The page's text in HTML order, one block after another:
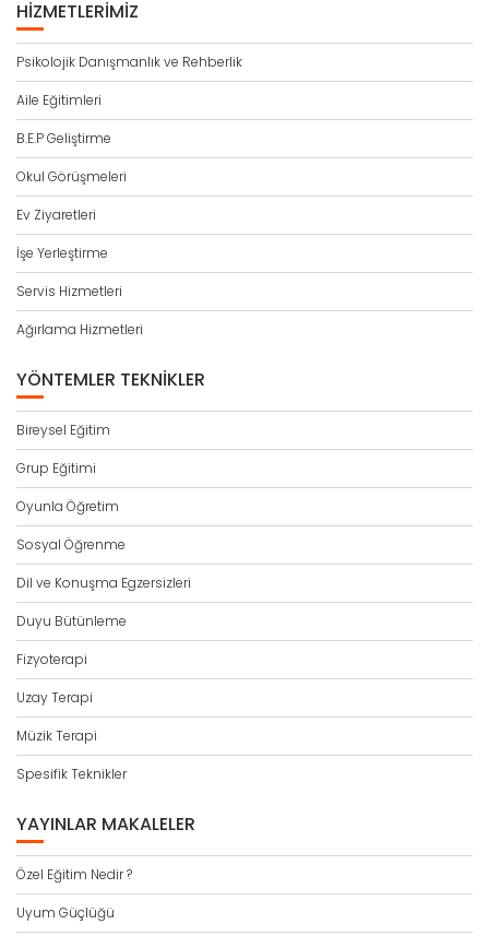
HIZMETLERIMIZ
Psikolojik Danışmanlık ve Rehberlik
Aile Eğitimleri
B.E.P Geliştirme
Okul Görüşmeleri
Ev Ziyaretleri
İşe Yerleştirme
Servis Hizmetleri
Ağırlama Hizmetleri
YÖNTEMLER TEKNIKLER
Bireysel Eğitim
Grup Eğitimi
Oyunla Öğretim
Sosyal Öğrenme
Dil ve Konuşma Egzersizleri
Duyu Bütünleme
Fizyoterapi
Uzay Terapi
Müzik Terapi
Spesifik Teknikler
YAYINLAR MAKALELER
Özel Eğitim Nedir ?
Uyum Güçlüğü